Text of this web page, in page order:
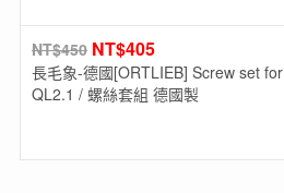
NT$450 NT$405
長毛象-德國[ORTLIEB] Screw set for
QL2.1 / 螺絲套組 德國製